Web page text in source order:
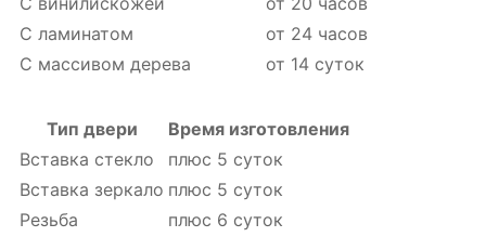
С ламинатом
от 24 часов
С массивом дерева
от 14 суток
Тип двери
Время изготовления
Вставка стекло
плюс 5 суток
Вставка зеркало плюс 5 суток
Резьба
плюс 6 суток